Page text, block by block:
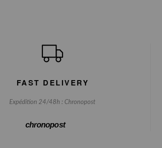
FAST DELIVERY
Expédition 24/48h : Chronopost
chronopost